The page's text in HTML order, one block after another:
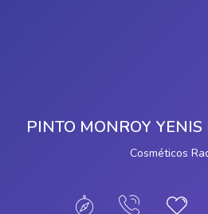
PINTO MONROY
Cosméticos